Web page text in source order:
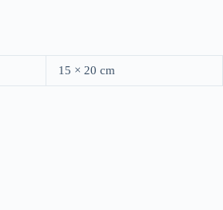
15 × 20 cm